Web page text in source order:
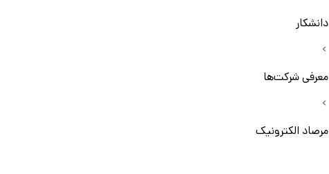
دانشکار
معرفی شرکت‌ها
مرصاد الکترونیک